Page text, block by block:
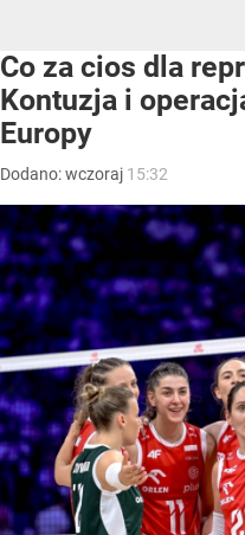
Co za cios dla
Kontuzja i
Europy
Dodano:wczoraj 15:32